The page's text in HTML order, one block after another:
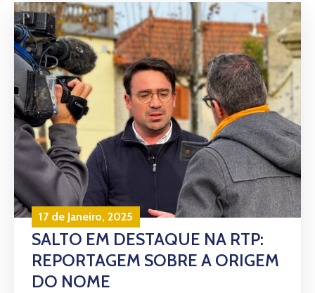
17 de Janeiro, 2025
SALTO EM DESTAQUE NA RTP:
REPORTAGEM SOBRE A ORIGEM
DO NOME